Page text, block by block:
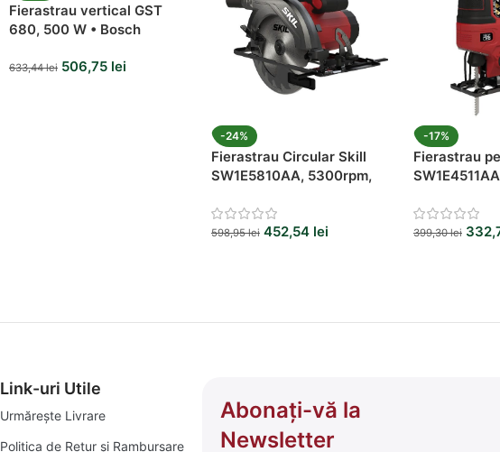
Fierastrau vertical GST
680, 500 W • Bosch
633,44lei 506,75 lei
-24%
Fierastrau Circular Skill
SW1E5810AA, 5300rpm,
598,95lei 452,54 lei
-17%
Fierastrau
399,30lei
Link-uri Utile
Urmărește Livrare
Politica de Retur și Rambursare
Abonați-vă la
Newsletter